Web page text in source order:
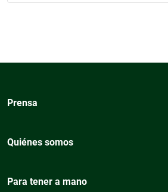
Prensa
Quiénes somos
Para tener a mano